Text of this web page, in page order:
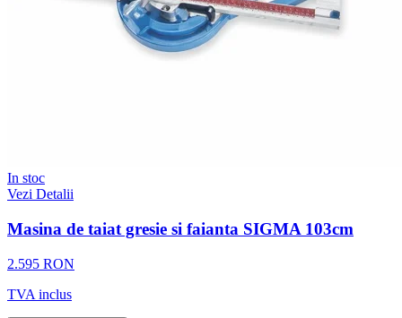
In stoc
Vezi Detalii
Masina de taiat gresie si faianta SIGMA 103cm
2.595 RON
TVA inclus